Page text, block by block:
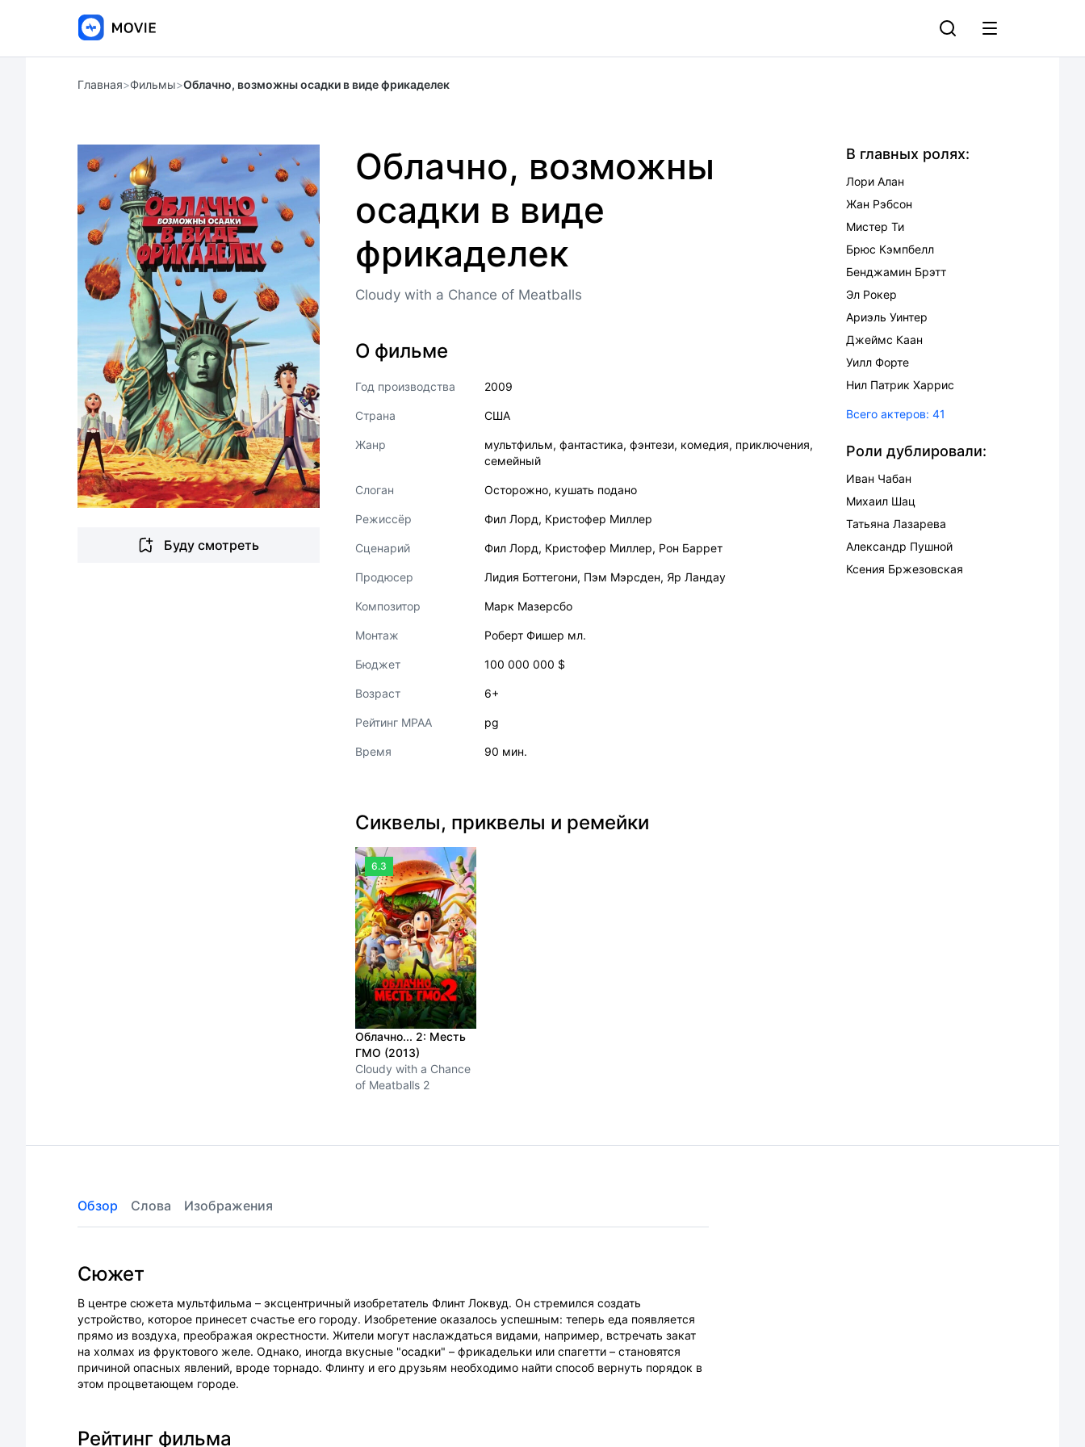
Главная>Фильмы>Облачно, возможны осадки в виде фрикаделек
Буду смотреть
Облачно, возможны
осадки в виде
фрикаделек
Cloudy with a Chance of Meatballs
О фильме
Год производства 2009
Страна США
Жанр мультфильм, фантастика, фэнтези, комедия, приключения,
семейный
Слоган Осторожно, кушать подано
Режиссёр Фил Лорд, Кристофер Миллер
Сценарий Фил Лорд, Кристофер Миллер, Рон Баррет
Продюсер Лидия Боттегони, Пэм Мэрсден, Яр Ландау
Композитор Марк Мазерсбо
Монтаж Роберт Фишер мл.
Бюджет 100 000 000 $
Возраст 6+
Рейтинг MPAA pg
Время 90 мин.
В главных ролях:
Лори Алан
Жан Рэбсон
Мистер Ти
Брюс Кэмпбелл
Бенджамин Брэтт
Эл Рокер
Ариэль Уинтер
Джеймс Каан
Уилл Форте
Нил Патрик Харрис
Всего актеров: 41
Роли дублировали:
Иван Чабан
Михаил Шац
Татьяна Лазарева
Александр Пушной
Ксения Бржезовская
Сиквелы, приквелы и ремейки
6.3
Облачно... 2: Месть
ГМО (2013)
Cloudy with a Chance
of Meatballs 2
Обзор Слова Изображения
Сюжет
В центре сюжета мультфильма – эксцентричный изобретатель Флинт Локвуд. Он стремился создать
устройство, которое принесет счастье его городу. Изобретение оказалось успешным: теперь еда появляется
прямо из воздуха, преображая окрестности. Жители могут наслаждаться видами, например, встречать закат
на холмах из фруктового желе. Однако, иногда вкусные "осадки" – фрикадельки или спагетти – становятся
причиной опасных явлений, вроде торнадо. Флинту и его друзьям необходимо найти способ вернуть порядок в
этом процветающем городе.
Рейтинг фильма